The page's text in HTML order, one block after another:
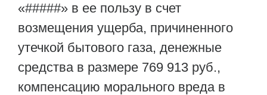
«#####» в ее пользу в счет
возмещения ущерба, причиненного
утечкой бытового газа, денежные
средства в размере 769 913 руб.,
компенсацию морального вреда в